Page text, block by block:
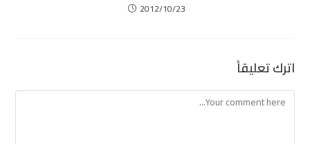
2012/10/23
اترك تعليقاً
Comment